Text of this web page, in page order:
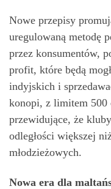
Nowe przepisy
uregulowaną metodę
przez konsumentów,
profit, które będą
indyjskich i
konopi, z limitem 500
przewidujące, że
odległości większej
młodzieżowych.
Nowa era dla